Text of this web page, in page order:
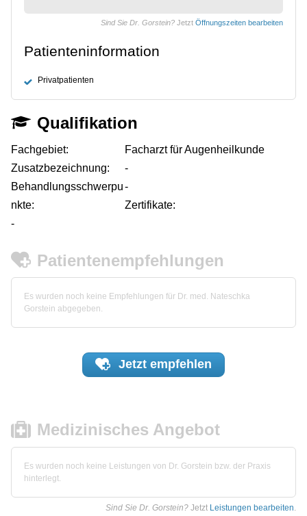
Sind Sie Dr. Gorstein? Jetzt Öffnungszeiten bearbeiten
Patienteninformation
Privatpatienten
Qualifikation
Fachgebiet:
Facharzt für Augenheilkunde
Zusatzbezeichnung:
-
Behandlungsschwerpu
nkte:
-
Zertifikate:
-
Patientenempfehlungen
Es wurden noch keine Empfehlungen für Dr. med. Nateschka
Gorstein abgegeben.
Jetzt empfehlen
Medizinisches Angebot
Es wurden noch keine Leistungen von Dr. Gorstein bzw. der Praxis
hinterlegt.
Sind Sie Dr. Gorstein? Jetzt Leistungen bearbeiten.